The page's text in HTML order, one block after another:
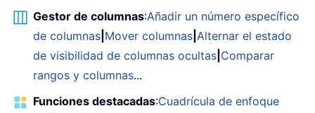
Gestor de columnas:Añadir un número específico
de columnas Mover columnas Alternar el estado
de visibilidad de columnas ocultas Comparar
rangos y columnas...
Funciones destacadas:Cuadrícula de enfoque